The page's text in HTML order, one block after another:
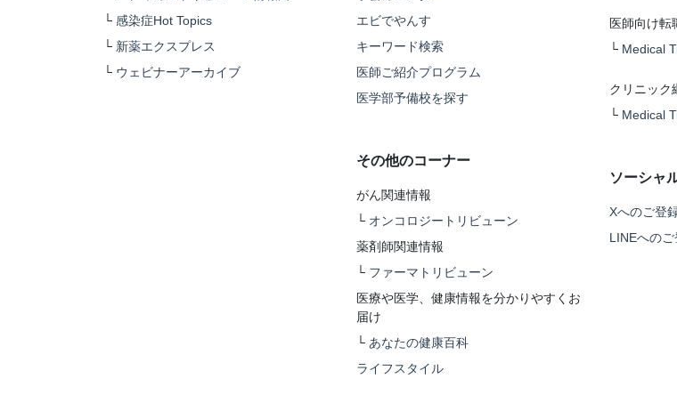
└ 感染症Hot Topics
└ 新薬エクスプレス
└ ウェビナーアーカイブ
エビでやんす
キーワード検索
医師ご紹介プログラム
医学部予備校を探す
その他のコーナー
がん関連情報
└ オンコロジートリビューン
薬剤師関連情報
└ ファーマトリビューン
医療や医学、健康情報を分かりやすくお
届け
└ あなたの健康百科
ライフスタイル
医師向け転
└ Medical
クリニック
└ Medical
ソーシャ
Xへのご登
LINEへの